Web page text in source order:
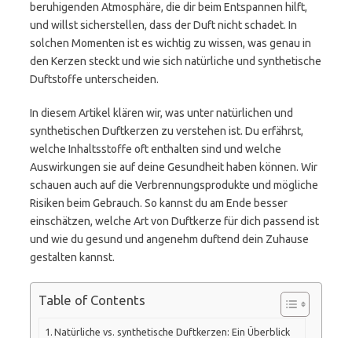
beruhigenden Atmosphäre, die dir beim Entspannen hilft,
und willst sicherstellen, dass der Duft nicht schadet. In
solchen Momenten ist es wichtig zu wissen, was genau in
den Kerzen steckt und wie sich natürliche und synthetische
Duftstoffe unterscheiden.
In diesem Artikel klären wir, was unter natürlichen und
synthetischen Duftkerzen zu verstehen ist. Du erfährst,
welche Inhaltsstoffe oft enthalten sind und welche
Auswirkungen sie auf deine Gesundheit haben können. Wir
schauen auch auf die Verbrennungsprodukte und mögliche
Risiken beim Gebrauch. So kannst du am Ende besser
einschätzen, welche Art von Duftkerze für dich passend ist
und wie du gesund und angenehm duftend dein Zuhause
gestalten kannst.
Table of Contents
Natürliche vs. synthetische Duftkerzen: Ein Überblick